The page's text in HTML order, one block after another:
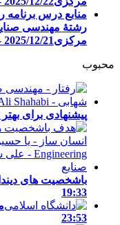
منابع درس
رشتۀ مهندسی
مرکزی2025/12/21 - 09:54
محبوب
پیشنهادی برای
باشخصیت های
19:33
23:53